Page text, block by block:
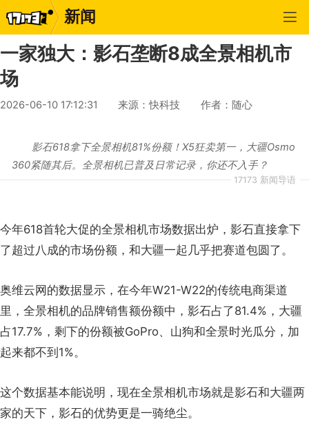
新闻
一家独大：影石垄断8成全景相机市
场
2026-06-10 17:12:31 来源：快科技 作者：随心
17173 新闻导语
影石618拿下全景相机81%份额！X5狂卖第一，大疆Osmo
360紧随其后。全景相机已普及日常记录，你还不入手？
今年618首轮大促的全景相机市场数据出炉，影石直接拿下
了超过八成的市场份额，和大疆一起几乎把赛道包圆了。
奥维云网的数据显示，在今年W21-W22的传统电商渠道
里，全景相机的品牌销售额份额中，影石占了81.4%，大疆
占17.7%，剩下的份额被GoPro、山狗和全景时光瓜分，加
起来都不到1%。
这个数据基本能说明，现在全景相机市场就是影石和大疆两
家的天下，影石的优势更是一骑绝尘。